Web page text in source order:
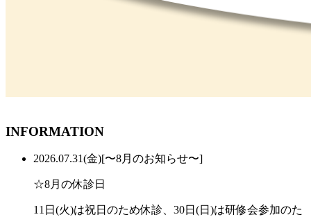
INFORMATION
2026.07.31(金)[〜8月のお知らせ〜]
☆8月の休診日
11日(火)は祝日のため休診、30日(日)は研修会参加のた